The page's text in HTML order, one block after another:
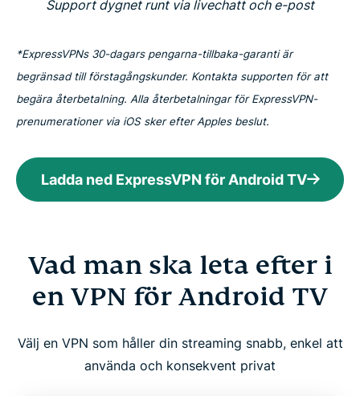
Support dygnet runt via livechatt och e-post
*ExpressVPNs 30-dagars pengarna-tillbaka-garanti är
begränsad till förstagångskunder. Kontakta supporten för att
begära återbetalning. Alla återbetalningar för ExpressVPN-
prenumerationer via iOS sker efter Apples beslut.
Ladda ned ExpressVPN för Android TV
Vad man ska leta efter i
en VPN för Android TV
Välj en VPN som håller din streaming snabb, enkel att
använda och konsekvent privat